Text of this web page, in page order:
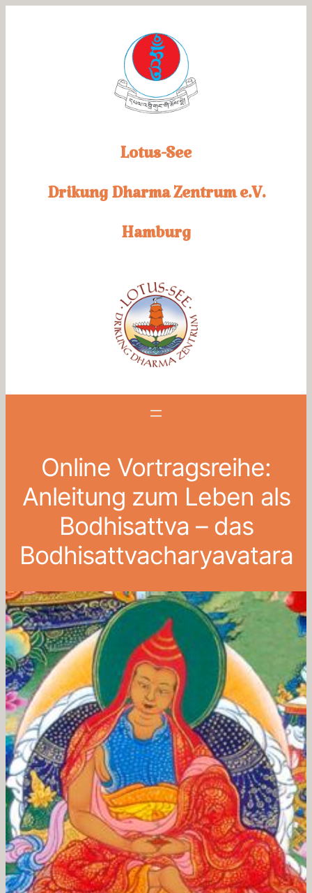
Lotus-See
DrikungDharma Zentrum e.V.
Hamburg
Online Vortragsreihe:
Anleitung zum Leben als
Bodhisattva – das
Bodhisattvacharyavatara